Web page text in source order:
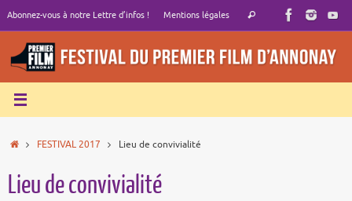
contenu
Abonnez-vous à notre Lettre d’infos ! Mentions légales
Recherche
Rechercher
AccueilFESTIVAL 2017 Lieu de convivialité
Lieu de convivialité